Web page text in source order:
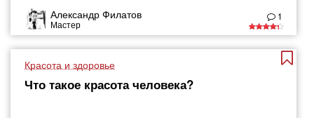
Александр Филатов
Мастер
1
Красота и здоровье
Что такое красота человека?